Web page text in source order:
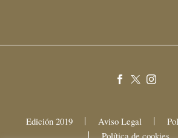
Edición 2019 Aviso Legal